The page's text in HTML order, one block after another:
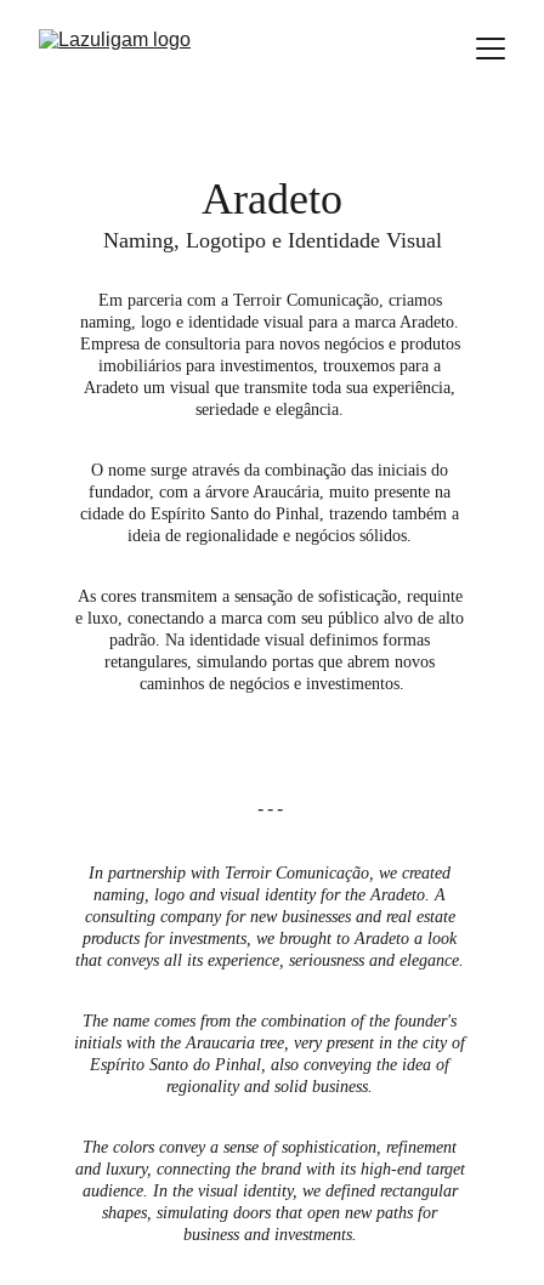
Aradeto
Em parceria com a Terroir Comunicação, criamos
naming, logo e identidade visual para a marca Aradeto.
Empresa de consultoria para novos negócios e produtos
imobiliários para investimentos, trouxemos para a
Aradeto um visual que transmite toda sua experiência,
seriedade e elegância.
O nome surge através da combinação das iniciais do
fundador, com a árvore Araucária, muito presente na
cidade do Espírito Santo do Pinhal, trazendo também a
ideia de regionalidade e negócios sólidos.
As cores transmitem a sensação de sofisticação, requinte
e luxo, conectando a marca com seu público alvo de alto
padrão. Na identidade visual definimos formas
retangulares, simulando portas que abrem novos
caminhos de negócios e investimentos.
Naming, Logotipo e Identidade Visual
---
In partnership with Terroir Comunicação, we created
naming, logo and visual identity for the Aradeto. A
consulting company for new businesses and real estate
products for investments, we brought to Aradeto a look
that conveys all its experience, seriousness and elegance.
The name comes from the combination of the founder's
initials with the Araucaria tree, very present in the city of
Espírito Santo do Pinhal, also conveying the idea of ​​
regionality and solid business.
The colors convey a sense of sophistication, refinement
and luxury, connecting the brand with its high-end target
audience. In the visual identity, we defined rectangular
shapes, simulating doors that open new paths for
business and investments.